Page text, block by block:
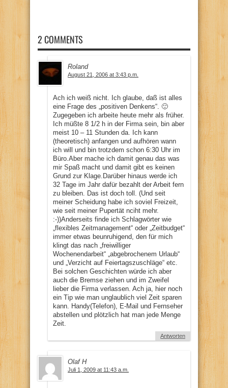
2 COMMENTS
Roland
August 21, 2006 at 3:43 p.m.
Ach ich weiß nicht. Ich glaube, daß ist alles
eine Frage des „positiven Denkens“. 🙂
Zugegeben ich arbeite heute mehr als früher.
Ich müßte 8 1/2 h in der Firma sein, bin aber
meist 10 – 11 Stunden da. Ich kann
(theoretisch) anfangen und aufhören wann
ich will und bin trotzdem schon 6:30 Uhr im
Büro.Aber mache ich damit genau das was
mir Spaß macht und damit gibt es keinen
Grund zur Klage.Darüber hinaus werde ich
32 Tage im Jahr dafür bezahlt der Arbeit fern
zu bleiben. Das ist doch toll. (Und seit
meiner Scheidung habe ich soviel Freizeit,
wie seit meiner Pupertät nciht mehr.
:-))Anderseits finde ich Schlagwörter wie
„flexibles Zeitmanagement“ oder „Zeitbudget“
immer etwas beunruhigend, den für mich
klingt das nach „freiwilliger
Wochenendarbeit“ „abgebrochenem Urlaub“
und „Verzicht auf Feiertagszuschläge“ etc.
Bei solchen Geschichten würde ich aber
auch die Bremse ziehen und im Zweifel
lieber die Firma verlassen. Ach ja, hier noch
ein Tip wie man unglaublich viel Zeit sparen
kann. Handy(Telefon), E-Mail und Fernseher
abstellen und plötzlich hat man jede Menge
Zeit.
Antworten
Olaf H
Juli 1, 2009 at 11:43 a.m.